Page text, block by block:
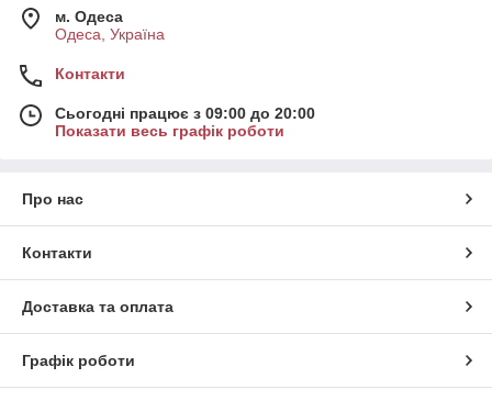
м. Одеса
Одеса, Україна
Контакти
Сьогодні працює з 09:00 до 20:00
Показати весь графік роботи
Про нас
Контакти
Доставка та оплата
Графік роботи